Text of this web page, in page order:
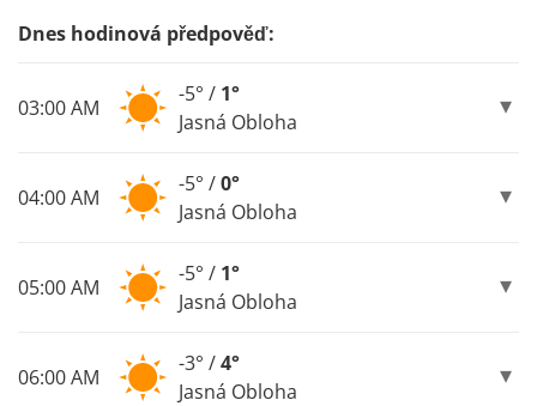
Dnes hodinová předpověď:
03:00 AM
-5° / 1°
Jasná Obloha
04:00 AM
-5° /0°
Jasná Obloha
05:00 AM
-5° / 1°
Jasná Obloha
06:00 AM
-3° /4°
Jasná Obloha